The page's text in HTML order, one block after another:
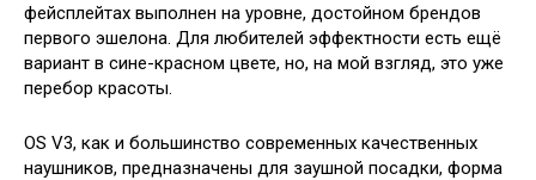
фейсплейтах выполнен на уровне, достойном брендов
первого эшелона. Для любителей эффектности есть ещё
вариант в сине-красном цвете, но, на мой взгляд, это уже
перебор красоты.
OS V3, как и большинство современных качественных
наушников, предназначены для заушной посадки, форма